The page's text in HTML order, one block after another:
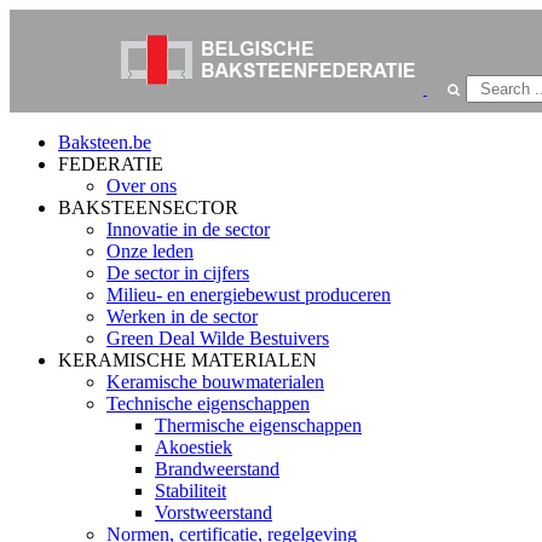
Baksteen.be
FEDERATIE
Over ons
BAKSTEENSECTOR
Innovatie in de sector
Onze leden
De sector in cijfers
Milieu- en energiebewust produceren
Werken in de sector
Green Deal Wilde Bestuivers
KERAMISCHE MATERIALEN
Keramische bouwmaterialen
Technische eigenschappen
Thermische eigenschappen
Akoestiek
Brandweerstand
Stabiliteit
Vorstweerstand
Normen, certificatie, regelgeving